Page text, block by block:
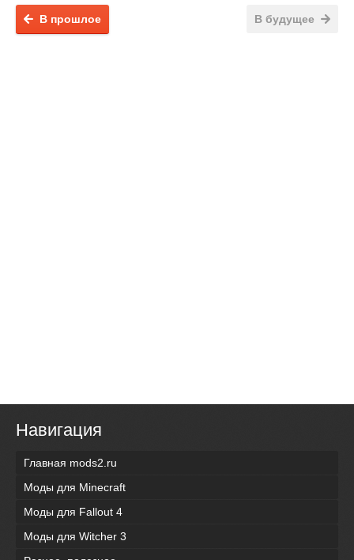
В будущее
В прошлое
Навигация
Главная mods2.ru
Моды для Minecraft
Моды для Fallout 4
Моды для Witcher 3